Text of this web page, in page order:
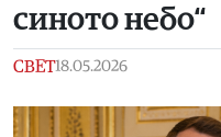
синото небо“
СВЕТ18.05.2026